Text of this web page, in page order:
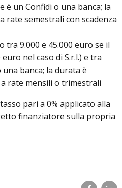
un Confidi o una banca; la
rate semestrali con scadenza
9.000 e 45.000 euro se il
nel caso di S.r.l.) e tra
banca; la durata è
rate mensili o trimestrali
pari a 0% applicato alla
finanziatore sulla propria